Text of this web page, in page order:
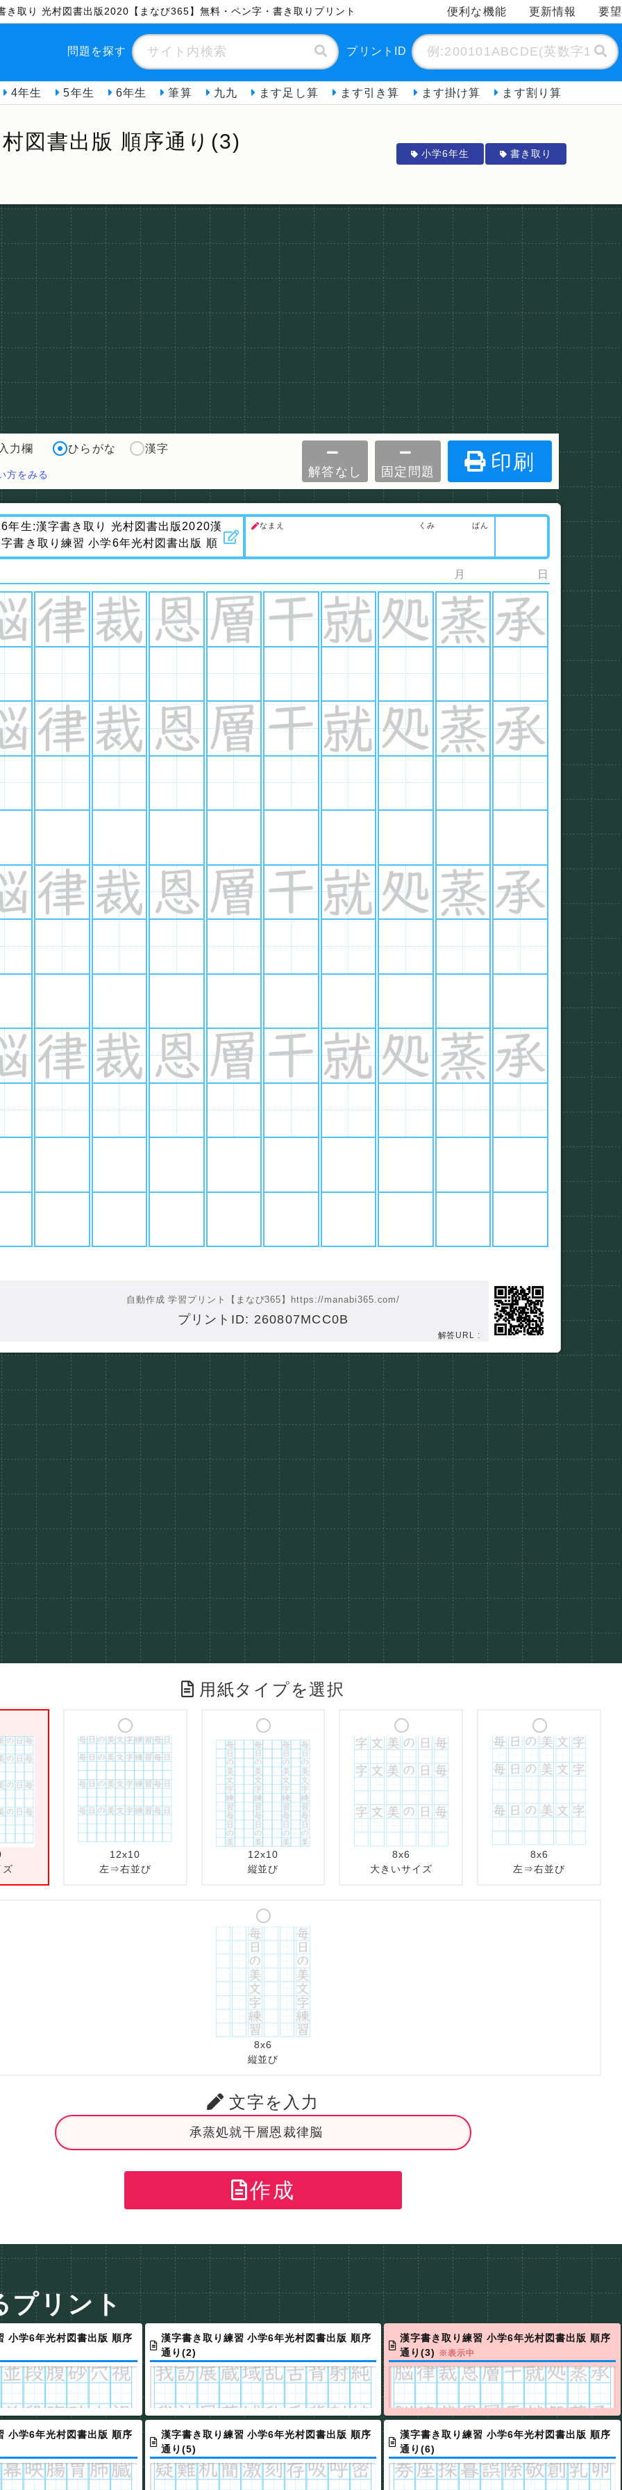
取り 光村図書出版2020【まなび365】無料・ペン字・書き取りプリント 便利な機能 更新情報 要望
問題を探す プリントID
4年生 5年生 6年生 筆算 九九 ます足し算 ます引き算 ます掛け算 ます割り算
図書出版 順序通り(3)
小学6年生 書き取り
力欄 ひらがな 漢字
方をみる 解答なし 固定問題 印刷
なまえ くみ ばん
月 日
自動作成 学習プリント【まなび365】 https://manabi365.com/
プリントID: 260807MCC0B
解答URL :
用紙タイプを選択
ズ
12x10
左⇒右並び
12x10
縦並び
8x6
大きいサイズ
8x6
左⇒右並び
8x6
縦並び
文字を入力
作成
プリント
小学6年光村図書出版 順序
漢字書き取り練習 小学6年光村図書出版 順序
通り(2)
漢字書き取り練習 小学6年光村図書出版 順序
通り(3) ※表示中
小学6年光村図書出版 順序
漢字書き取り練習 小学6年光村図書出版 順序
通り(5)
漢字書き取り練習 小学6年光村図書出版 順序
通り(6)